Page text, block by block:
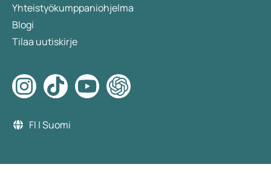
Yhteistyökumppaniohjelma
Blogi
Tilaa uutiskirje
FI | Suomi